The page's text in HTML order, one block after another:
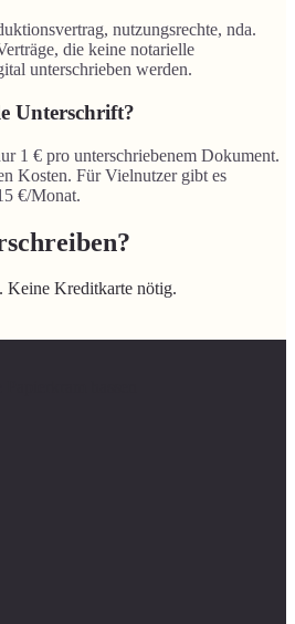
nutzungsrechte, nda.
die keine notarielle
unterschrieben werden.
Unterschrift?
1 € pro unterschriebenem Dokument.
Kosten. Für Vielnutzer gibt es
€/Monat.
Keine Kreditkarte nötig.